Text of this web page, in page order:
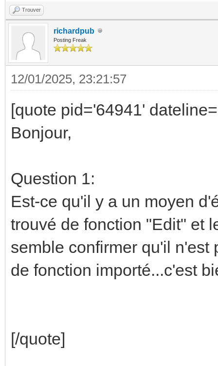
Trouver
richardpub
Posting Freak
12/01/2025, 23:21:57
[quote pid='64941'
Bonjour,
Question 1:
Est-ce qu'il y a un moyen
trouvé de fonction "Edit" et
semble confirmer qu'il
de fonction importé...c'est
[/quote]